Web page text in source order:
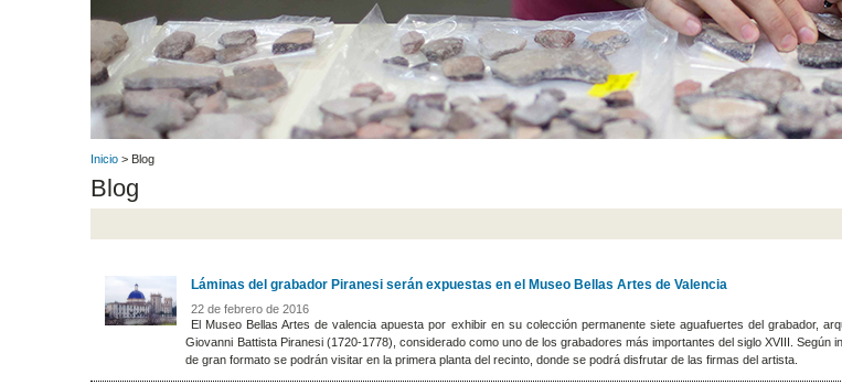
Inicio > Blog
Blog
Láminas del grabador Piranesi serán expuestas en el Museo Bellas Artes de Valencia
22 de febrero de 2016
El Museo Bellas Artes de valencia apuesta por exhibir en su colección permanente siete aguafuertes del grabador,
Giovanni Battista Piranesi (1720-1778), considerado como uno de los grabadores más importantes del siglo XVIII. Según
de gran formato se podrán visitar en la primera planta del recinto, donde se podrá disfrutar de las firmas del artista.